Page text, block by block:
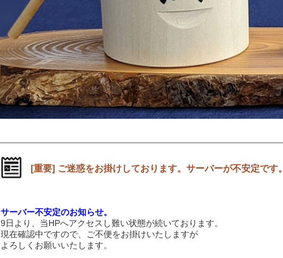
[重要] ご迷惑をお掛けしております。サーバーが不安定です。
サーバー不安定のお知らせ。
9日より、当HPへアクセスし難い状態が続いております。
現在確認中ですので、ご不便をお掛けいたしますが
よろしくお願いいたします。